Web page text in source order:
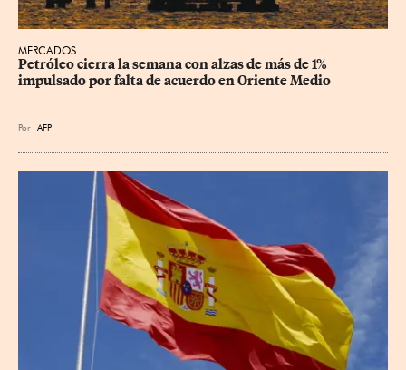
MERCADOS
Petróleo cierra la semana con alzas de más de 1%
impulsado por falta de acuerdo en Oriente Medio
Por AFP